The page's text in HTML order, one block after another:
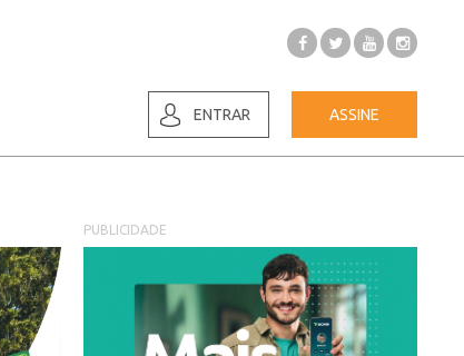
ENTRAR ASSINE
PUBLICIDADE